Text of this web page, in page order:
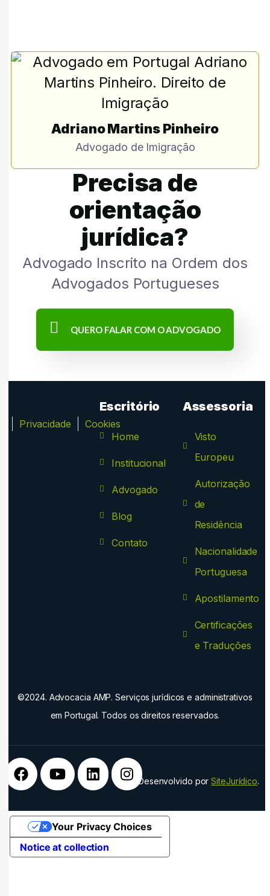
Adriano Martins Pinheiro
Advogado de Imigração
Precisa de
orientação
jurídica?
Advogado Inscrito na Ordem dos
Advogados Portugueses
QUERO FALAR COM O ADVOGADO
Privacidade Cookies
Escritório
Home
Institucional
Advogado
Blog
Contato
Assessoria
Visto
Europeu
Autorização
de
Residência
Nacionalidade
Portuguesa
Apostilamento
Certificações
e Traduções
©2024. Advocacia AMP. Serviços jurídicos e administrativos
em Portugal. Todos os direitos reservados.
Desenvolvido porSiteJurídico.
Notice at collection
Your Privacy Choices